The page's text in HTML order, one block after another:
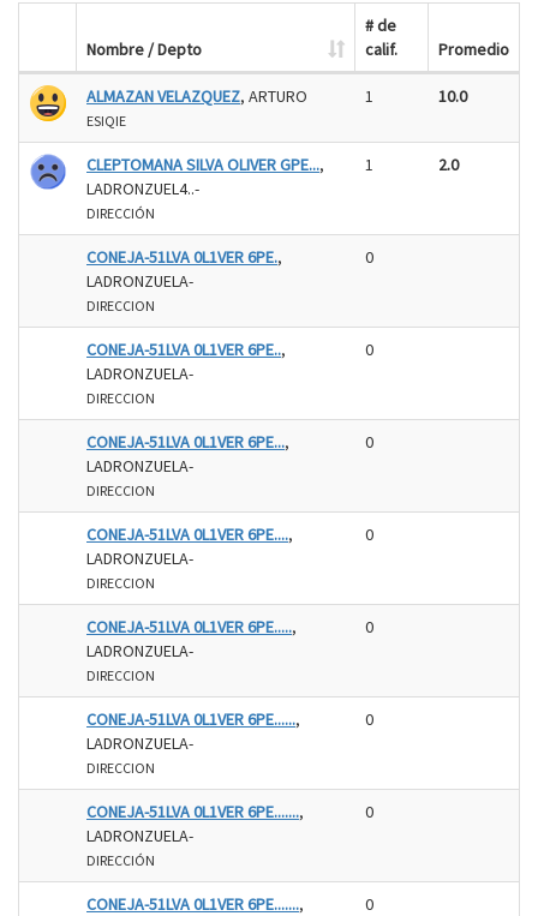
Nombre / Depto
# de
calif.
Promedio
ALMAZAN VELAZQUEZ, ARTURO
ESIQIE
1 10.0
CLEPTOMANA SILVA OLIVER GPE...,
LADRONZUEL4..-
DIRECCIÓN
1 2.0
CONEJA-51LVA 0L1VER 6PE.,
LADRONZUELA-
DIRECCION
0
CONEJA-51LVA 0L1VER 6PE..,
LADRONZUELA-
DIRECCION
0
CONEJA-51LVA 0L1VER 6PE...,
LADRONZUELA-
DIRECCION
0
CONEJA-51LVA 0L1VER 6PE....,
LADRONZUELA-
DIRECCION
0
CONEJA-51LVA 0L1VER 6PE.....,
LADRONZUELA-
DIRECCION
0
CONEJA-51LVA 0L1VER 6PE......,
LADRONZUELA-
DIRECCION
0
CONEJA-51LVA 0L1VER 6PE.......,
LADRONZUELA-
DIRECCIÓN
0
CONEJA-51LVA 0L1VER 6PE.......,
0